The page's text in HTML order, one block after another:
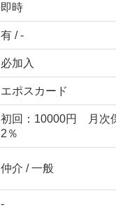
即時
有 / -
必加入
エポスカード
初回：10000円 月次
2％
仲介 / 一般
-